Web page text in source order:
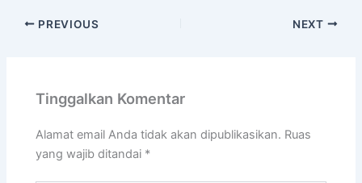
PREVIOUS NEXT
Tinggalkan Komentar
Alamat email Anda tidak akan dipublikasikan. Ruas
yang wajib ditandai *